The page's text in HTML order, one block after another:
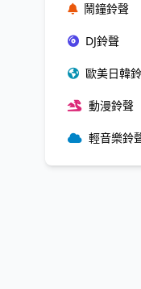
鬧鐘鈴聲
DJ鈴聲
歐美日韓
動漫鈴聲
輕音樂鈴